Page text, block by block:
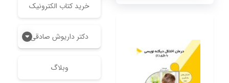
خرید کتاب الکترونیک
دکتر داریوش صادقی
وبلاگ